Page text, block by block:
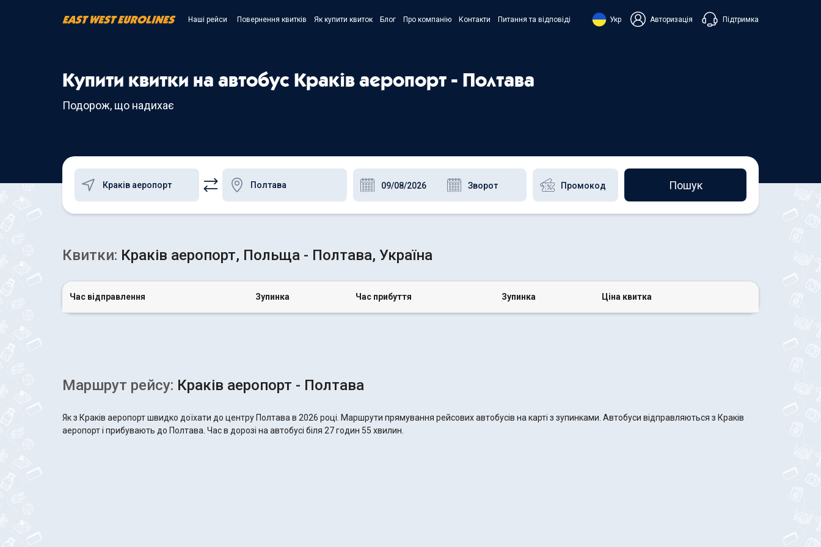
Наші рейси Повернення квитків Як купити квиток Блог Про компанію Контакти Питання та відповіді Укр Авторизація Підтримка
Чат в Messenger
Купити квитки на автобус Краків аеропорт - Полтава
Подорож, що надихає
Пошук
Квитки: Краків аеропорт, Польща - Полтава, Україна
Час відправлення Зупинка Час прибуття Зупинка Ціна квитка
Маршрут рейсу: Краків аеропорт - Полтава
Як з Краків аеропорт швидко доїхати до центру Полтава в 2026 році. Маршрути прямування рейсових автобусів на карті з зупинками. Автобуси відправляються з Краків
аеропорт і прибувають до Полтава. Час в дорозі на автобусі біля 27 годин 55 хвилин.